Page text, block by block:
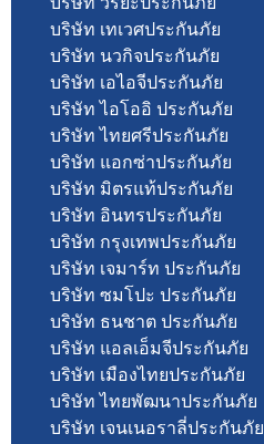
บริษัท เทเวศประกันภัย
บริษัท นวกิจประกันภัย
บริษัท เอไอจีประกันภัย
บริษัท ไอโออิ ประกันภัย
บริษัท ไทยศรีประกันภัย
บริษัท แอกซ่าประกันภัย
บริษัท มิตรแท้ประกันภัย
บริษัท อินทรประกันภัย
บริษัท กรุงเทพประกันภัย
บริษัท เจมาร์ท ประกันภัย
บริษัท ซมโปะ ประกันภัย
บริษัท ธนชาต ประกันภัย
บริษัท แอลเอ็มจีประกันภัย
บริษัท เมืองไทยประกันภัย
บริษัท ไทยพัฒนาประกันภัย
บริษัท เจนเนอราลี่ประกันภัย